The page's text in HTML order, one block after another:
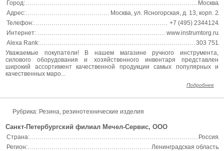
Город:
Москва
Адрес:
Москва, ул. Ясногорская, д. 13, корп. 2
Телефон:
+7 (495) 2344124
Интернет:
www.instrumtorg.ru
Alexa Rank:
303 751
Уважаемые покупатели! В нашем магазине ручного инструмента,
силового оборудования и хозяйственного инвентаря представлен
широкий ассортимент качественной продукции самых популярных и
качественных маро...
Подробнее
Рубрика: Резина, резинотехнические изделия
Санкт-Петербургский филиал Мечел-Сервис, ООО
Страна:
Россия
Регион:
Ленинградская область